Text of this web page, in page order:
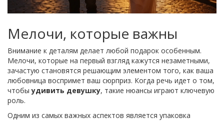
Мелочи, которые важны
Внимание к деталям делает любой подарок особенным.
Мелочи, которые на первый взгляд кажутся незаметными,
зачастую становятся решающим элементом того, как ваша
любовница воспримет ваш сюрприз. Когда речь идет о том,
чтобыудивить девушку, такие нюансы играют ключевую
роль.
Одним из самых важных аспектов является упаковка